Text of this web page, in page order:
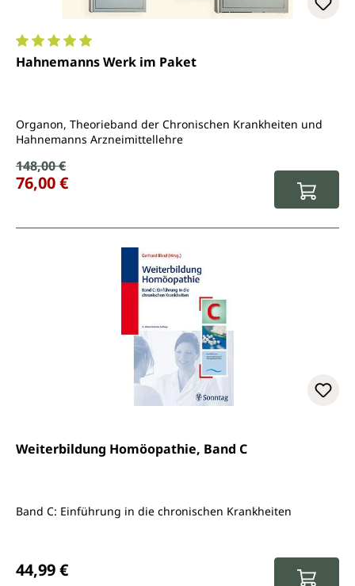
Durchschnittliche Bewertung von 5 von 5 Sternen
Hahnemanns Werk im Paket
Organon, Theorieband der Chronischen Krankheiten und
Hahnemanns Arzneimittellehre
Verkaufspreis:
Regulärer Preis:
148,00 €
76,00 €
Weiterbildung Homöopathie, Band C
Band C: Einführung in die chronischen Krankheiten
44,99 €